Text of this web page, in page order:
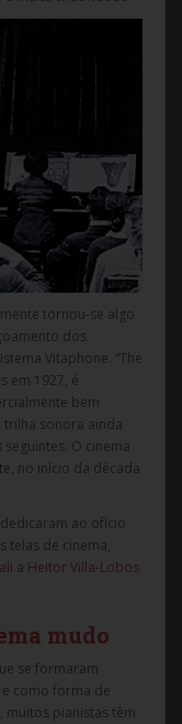
tornou-se algo
dos
Vitaphone. “The
em 1927, é
bem
trilha sonora ainda
O cinema
no início da década
ao ofício
telas de cinema,
a Heitor Villa-Lobos
mudo
se formaram
como forma de
muitos pianistas têm